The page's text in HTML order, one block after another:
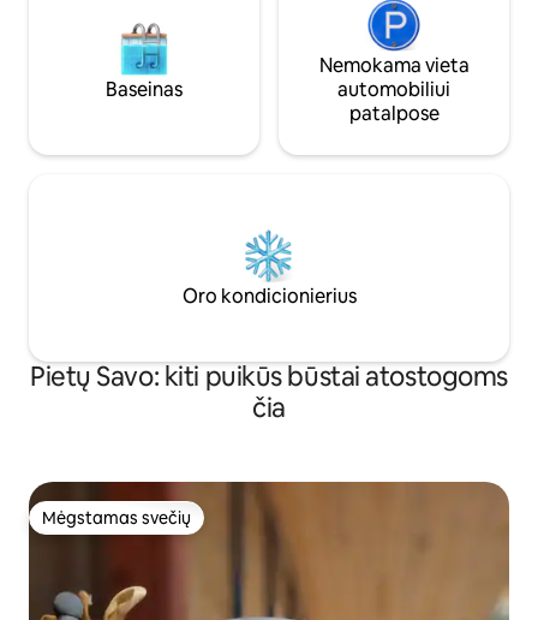
Baseinas
Nemokama vieta
automobiliui
patalpose
Oro kondicionierius
Pietų Savo: kiti puikūs būstai atostogoms
čia
Mėgstamas svečių
Mėgstamas svečių